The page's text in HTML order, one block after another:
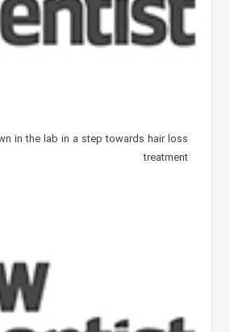
in the lab in a step towards hair loss
treatment